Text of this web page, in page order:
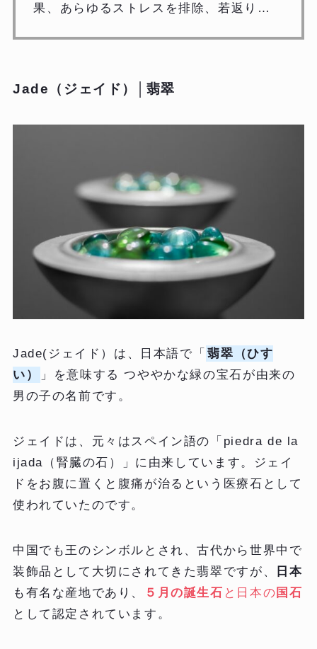
果、あらゆるストレスを排除、若返り…
Jade（ジェイド）│翡翠
Jade(ジェイド）は、日本語で「 翡翠（ひす
い）
」を意味する つややかな緑の宝石が由来の
男の子の名前です。
ジェイドは、元々はスペイン語の「piedra de la
ijada（腎臓の石）」に由来しています。ジェイ
ドをお腹に置くと腹痛が治るという医療石として
使われていたのです。
中国でも王のシンボルとされ、古代から世界中で
装飾品として大切にされてきた翡翠ですが、
日本
も有名な産地であり、
５月の誕生石 と日本の 国石
として認定されています。